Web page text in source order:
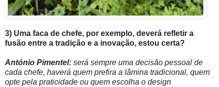
3) Uma faca de chefe, por exemplo, deverá refletir a
fusão entre a tradição e a inovação, estou certa?
António Pimentel: será sempre uma decisão pessoal de
cada chefe, haverá quem prefira a lâmina tradicional, quem
opte pela praticidade ou quem escolha o design